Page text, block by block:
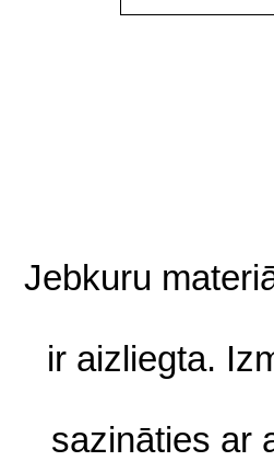
Jebkuru
ir aizliegta.
sazināties ar